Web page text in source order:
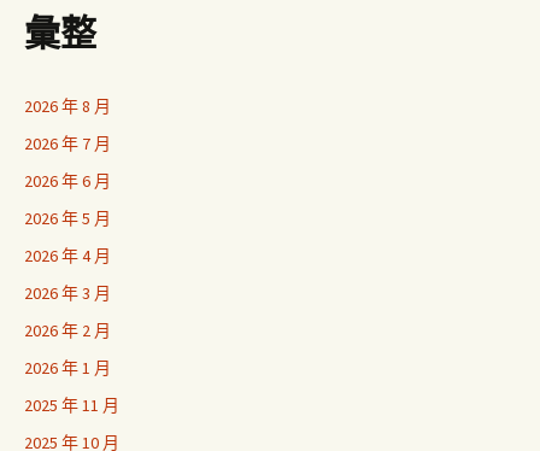
彙整
2026 年 8 月
2026 年 7 月
2026 年 6 月
2026 年 5 月
2026 年 4 月
2026 年 3 月
2026 年 2 月
2026 年 1 月
2025 年 11 月
2025 年 10 月